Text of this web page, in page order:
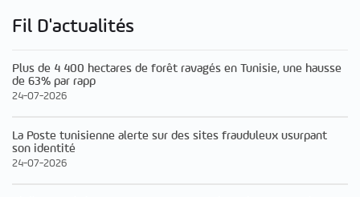
Fil D'actualités
Plus de 4 400 hectares de forêt ravagés en Tunisie, une hausse
de 63% par rapp
24-07-2026
La Poste tunisienne alerte sur des sites frauduleux usurpant
son identité
24-07-2026